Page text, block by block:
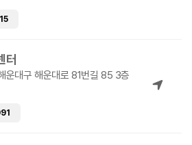
터
운대구 해운대로 81번길 85 3층